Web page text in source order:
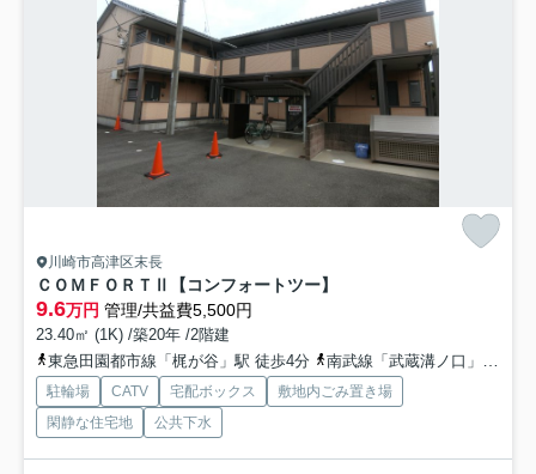
川崎市高津区末長
ＣＯＭＦＯＲＴⅡ【コンフォートツー】
9.6万円 管理/共益費5,500円
23.40㎡ (1K) /築20年 /2階建
東急田園都市線「梶が谷」駅 徒歩4分
南武線「武蔵溝ノ口」駅 徒歩18分
駐輪場 CATV 宅配ボックス
敷地内ごみ置き場
閑静な住宅地
公共下水